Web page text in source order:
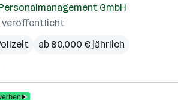
Personalmanagement GmbH
veröffentlicht
ab 80.000 € jährlich